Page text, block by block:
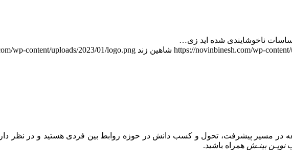
ناخوشایندی شده اید زی…
https://novinbinesh.com/wp- شاهین زند wp-content/uploads/2023/01/logo.png
در مسیر پیشرفت، تحول و کسب دانش در حوزه روابط بین فردی هستید و در نظر
نویـن بینـش همراه باشید.